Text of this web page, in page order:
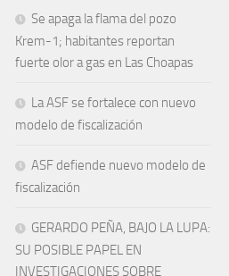
Se apaga la flama del pozo
Krem-1; habitantes reportan
fuerte olor a gas en Las Choapas
La ASF se fortalece con nuevo
modelo de fiscalización
ASF defiende nuevo modelo de
fiscalización
GERARDO PEÑA, BAJO LA LUPA:
SU POSIBLE PAPEL EN
INVESTIGACIONES SOBRE